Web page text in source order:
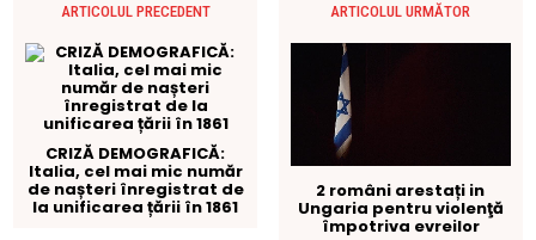
ARTICOLUL PRECEDENT
CRIZĂ DEMOGRAFICĂ:
Italia, cel mai mic număr
de nașteri înregistrat de
la unificarea țării în 1861
ARTICOLUL URMĂTOR
2 români arestați in
Ungaria pentru violenţă
împotriva evreilor